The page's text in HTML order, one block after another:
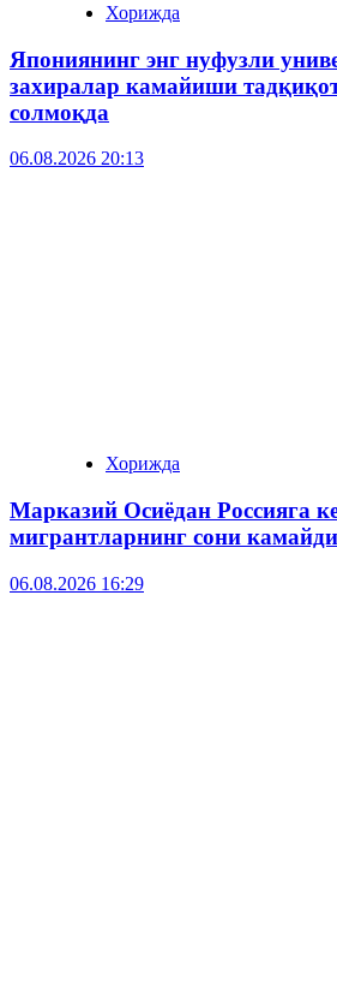
Хорижда
Япониянинг энг нуфузли
захиралар камайиши
солмоқда
06.08.2026 20:13
Хорижда
Марказий Осиёдан Россияга
мигрантларнинг сони камайди
06.08.2026 16:29